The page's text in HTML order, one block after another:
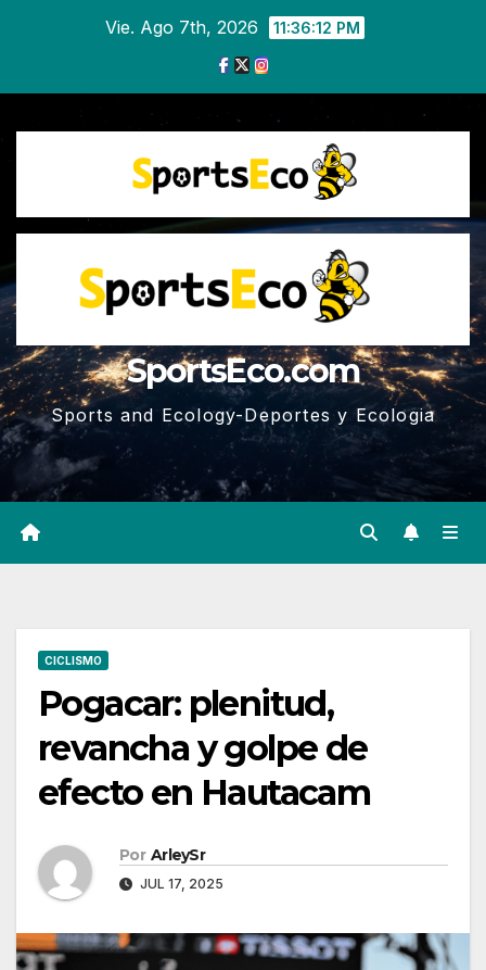
Vie. Ago 7th, 2026 11:36:13 PM
SportsEco.com
Sports and Ecology-Deportes y Ecologia
CICLISMO
Pogacar: plenitud,
revancha y golpe de
efecto en Hautacam
Por ArleySr
JUL 17, 2025